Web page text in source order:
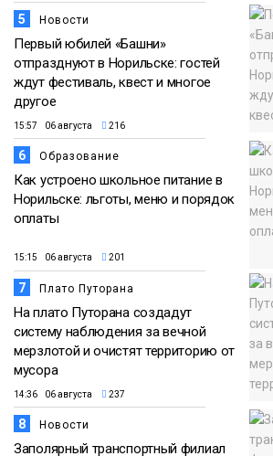
5 Новости
Первый юбилей «Башни»
отпразднуют в Норильске: гостей
ждут фестиваль, квест и многое
другое
15:57 06 августа 216
6 Образование
Как устроено школьное питание в
Норильске: льготы, меню и порядок
оплаты
15:15 06 августа 201
7 Плато Путорана
На плато Путорана создадут
систему наблюдения за вечной
мерзлотой и очистят территорию от
мусора
14:36 06 августа 237
8 Новости
Заполярный транспортный филиал